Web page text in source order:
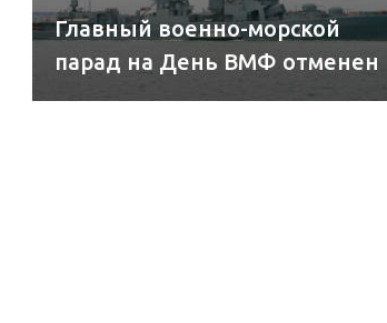
Главный военно-морской
парад на День ВМФ отменен